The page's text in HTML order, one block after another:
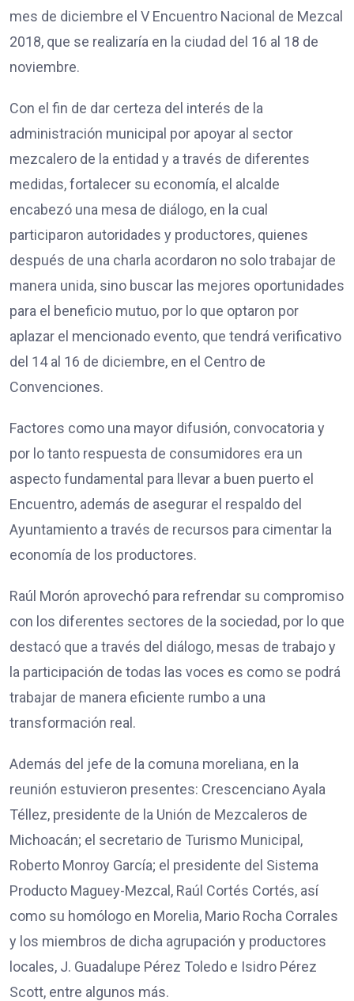
mes de diciembre el V Encuentro Nacional de Mezcal
2018, que se realizaría en la ciudad del 16 al 18 de
noviembre.
Con el fin de dar certeza del interés de la
administración municipal por apoyar al sector
mezcalero de la entidad y a través de diferentes
medidas, fortalecer su economía, el alcalde
encabezó una mesa de diálogo, en la cual
participaron autoridades y productores, quienes
después de una charla acordaron no solo trabajar de
manera unida, sino buscar las mejores oportunidades
para el beneficio mutuo, por lo que optaron por
aplazar el mencionado evento, que tendrá verificativo
del 14 al 16 de diciembre, en el Centro de
Convenciones.
Factores como una mayor difusión, convocatoria y
por lo tanto respuesta de consumidores era un
aspecto fundamental para llevar a buen puerto el
Encuentro, además de asegurar el respaldo del
Ayuntamiento a través de recursos para cimentar la
economía de los productores.
Raúl Morón aprovechó para refrendar su compromiso
con los diferentes sectores de la sociedad, por lo que
destacó que a través del diálogo, mesas de trabajo y
la participación de todas las voces es como se podrá
trabajar de manera eficiente rumbo a una
transformación real.
Además del jefe de la comuna moreliana, en la
reunión estuvieron presentes: Crescenciano Ayala
Téllez, presidente de la Unión de Mezcaleros de
Michoacán; el secretario de Turismo Municipal,
Roberto Monroy García; el presidente del Sistema
Producto Maguey-Mezcal, Raúl Cortés Cortés, así
como su homólogo en Morelia, Mario Rocha Corrales
y los miembros de dicha agrupación y productores
locales, J. Guadalupe Pérez Toledo e Isidro Pérez
Scott, entre algunos más.